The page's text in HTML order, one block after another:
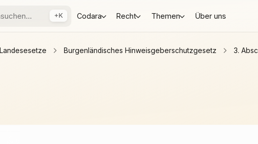
+K Codara Recht Themen Über uns
Landesesetze Burgenländisches Hinweisgeberschutzgesetz 3.